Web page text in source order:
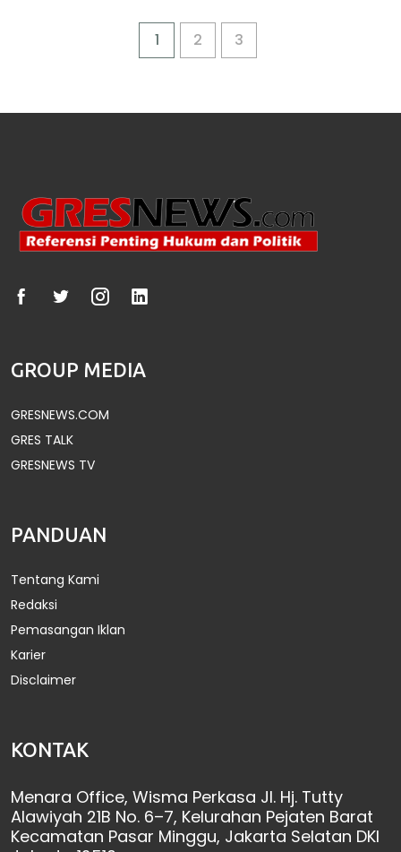
1 2 3
GROUP MEDIA
GRESNEWS.COM
GRES TALK
GRESNEWS TV
PANDUAN
Tentang Kami
Redaksi
Pemasangan Iklan
Karier
Disclaimer
KONTAK
Menara Office, Wisma Perkasa Jl. Hj. Tutty
Alawiyah 21B No. 6–7, Kelurahan Pejaten Barat
Kecamatan Pasar Minggu, Jakarta Selatan DKI